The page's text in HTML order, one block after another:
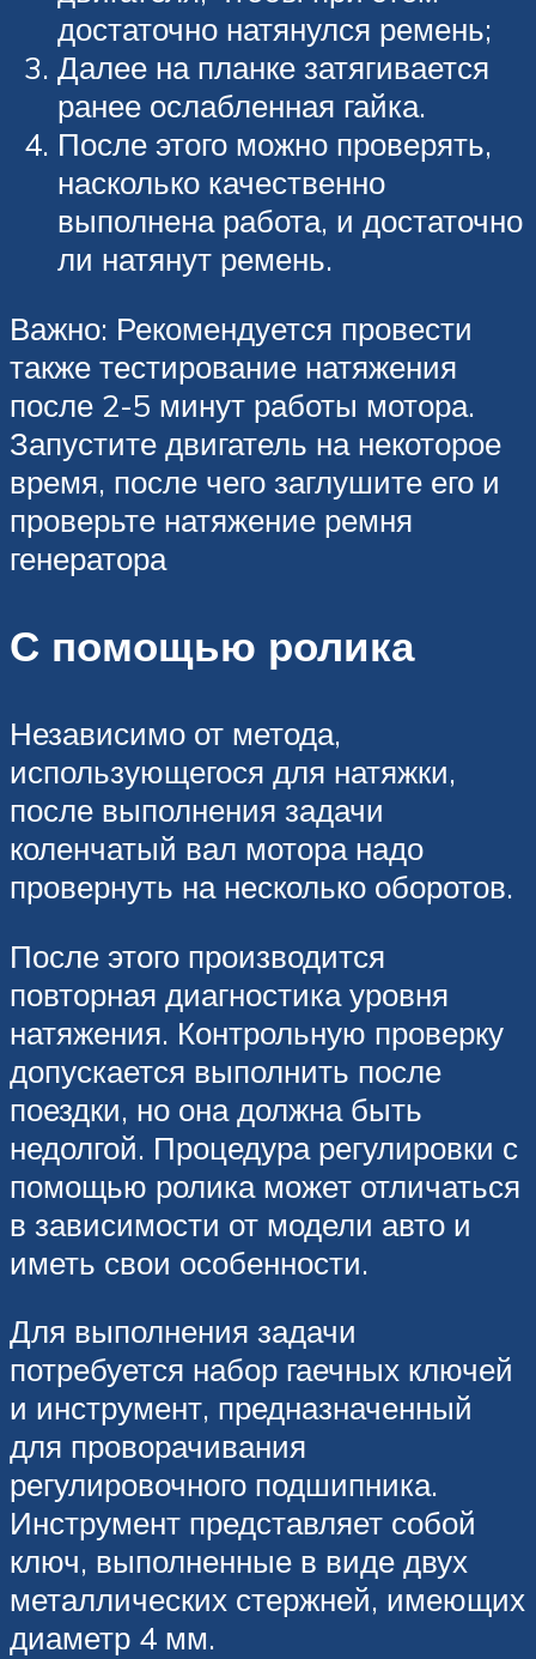
достаточно натянулся ремень;
Далее на планке затягивается
ранее ослабленная гайка.
После этого можно проверять,
насколько качественно
выполнена работа, и достаточно
ли натянут ремень.
Важно: Рекомендуется провести
также тестирование натяжения
после 2-5 минут работы мотора.
Запустите двигатель на некоторое
время, после чего заглушите его и
проверьте натяжение ремня
генератора
С помощью ролика
Независимо от метода,
использующегося для натяжки,
после выполнения задачи
коленчатый вал мотора надо
провернуть на несколько оборотов.
После этого производится
повторная диагностика уровня
натяжения. Контрольную проверку
допускается выполнить после
поездки, но она должна быть
недолгой. Процедура регулировки с
помощью ролика может отличаться
в зависимости от модели авто и
иметь свои особенности.
Для выполнения задачи
потребуется набор гаечных ключей
и инструмент, предназначенный
для проворачивания
регулировочного подшипника.
Инструмент представляет собой
ключ, выполненные в виде двух
металлических стержней, имеющих
диаметр 4 мм.